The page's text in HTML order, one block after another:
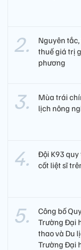
Nguyên
thuế giá trị
phương
Mùa trái
lịch nông
Đội K93
cốt liệt sĩ
Công bố
Trường Đại
thao và Du
Trường Đại